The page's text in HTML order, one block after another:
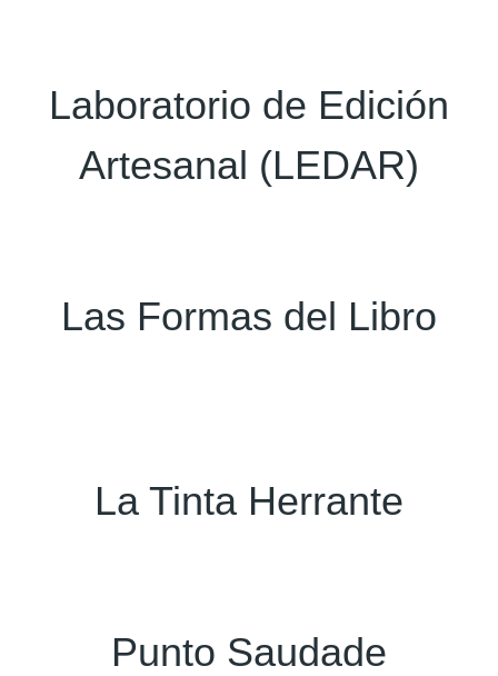
Laboratorio de Edición
Artesanal (LEDAR)
Las Formas del Libro
La Tinta Herrante
Punto Saudade